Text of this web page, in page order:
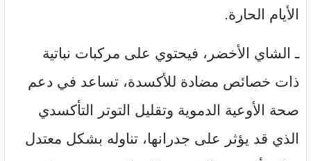
الأيام الحارة.
ـ الشاي الأخضر، فيحتوي على مركبات نباتية
ذات خصائص مضادة للأكسدة، تساعد في دعم
صحة الأوعية الدموية وتقليل التوتر التأكسدي
الذي قد يؤثر على جدرانها، تناوله بشكل معتدل